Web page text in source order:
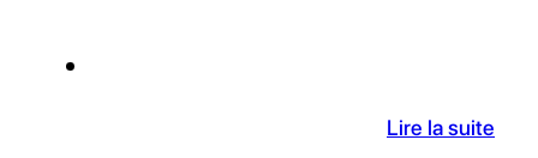
Lire la suite